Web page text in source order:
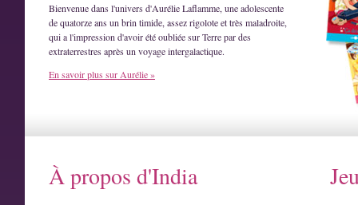
Bienvenue dans l'univers d'Aurélie Laflamme, une adolescente
de quatorze ans un brin timide, assez rigolote et très maladroite,
qui a l'impression d'avoir été oubliée sur Terre par des
extraterrestres après un voyage intergalactique.
En savoir plus sur Aurélie »
À propos d'India